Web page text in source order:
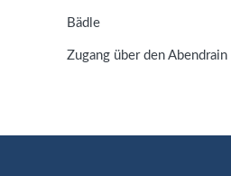
Bädle
Zugang über den Abendrain